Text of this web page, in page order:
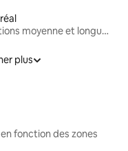
Locations moyenne et longue durée
plus
fonction des zones